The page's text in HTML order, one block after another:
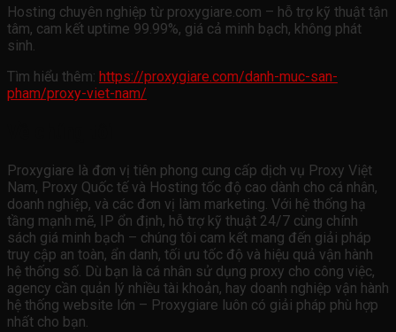
Hosting chuyên nghiệp từ proxygiare.com – hỗ trợ kỹ thuật tận
tâm, cam kết uptime 99.99%, giá cả minh bạch, không phát
sinh.
Tìm hiểu thêm: https://proxygiare.com/danh-muc-san-
pham/proxy-viet-nam/
Proxygiare là đơn vị tiên phong cung cấp dịch vụ Proxy Việt
Nam, Proxy Quốc tế và Hosting tốc độ cao dành cho cá nhân,
doanh nghiệp, và các đơn vị làm marketing. Với hệ thống hạ
tầng mạnh mẽ, IP ổn định, hỗ trợ kỹ thuật 24/7 cùng chính
sách giá minh bạch – chúng tôi cam kết mang đến giải pháp
truy cập an toàn, ẩn danh, tối ưu tốc độ và hiệu quả vận hành
hệ thống số. Dù bạn là cá nhân sử dụng proxy cho công việc,
agency cần quản lý nhiều tài khoản, hay doanh nghiệp vận hành
hệ thống website lớn – Proxygiare luôn có giải pháp phù hợp
nhất cho bạn.